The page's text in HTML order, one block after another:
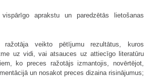
aprakstu un paredzētās lietošanas
ražotāja veikto pētījumu rezultātus, kuros
uz vidi, vai atsauces uz attiecīgo literatūru
ko preces ražotājs izmantojis, novērtējot,
un nosakot preces dizaina risinājumus;